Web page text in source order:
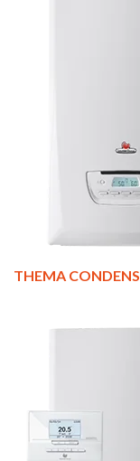
THEMA CONDENS